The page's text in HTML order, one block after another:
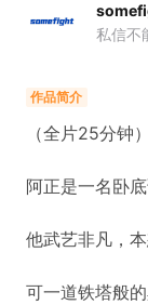
作品简介
（全片25分钟）
阿正是一名卧
他武艺非凡，
可一道铁塔般